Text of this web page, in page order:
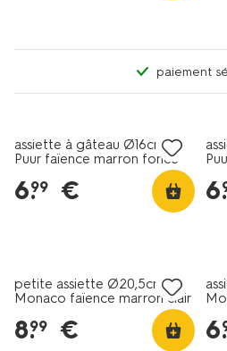
paiement
assiette à gâteau Ø16cm
Puur faïence marron foncé
6.
99 € 6.
petite assiette Ø20,5cm
Monaco faïence marron clair
8.
99 € 6.